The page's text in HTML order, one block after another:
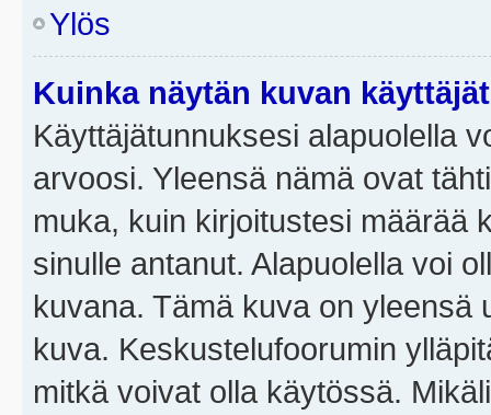
Ylös
Kuinka näytän kuvan
Käyttäjätunnuksesi alapuolella
arvoosi. Yleensä nämä ovat
muka, kuin kirjoitustesi määrää
sinulle antanut. Alapuolella voi
kuvana. Tämä kuva on yleensä
kuva. Keskustelufoorumin
mitkä voivat olla käytössä.